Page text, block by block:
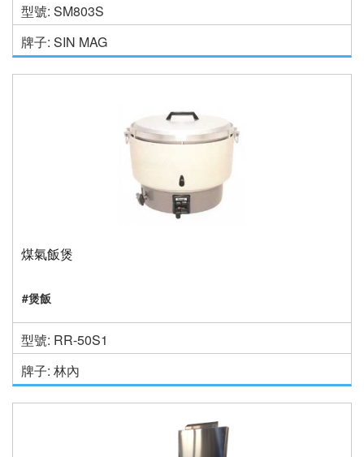
型號: SM803S
牌子: SIN MAG
煤氣飯煲
#煲飯
型號: RR-50S1
牌子: 林內